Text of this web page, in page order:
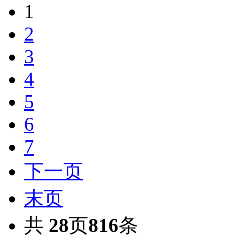
1
2
3
4
5
6
7
下一页
末页
共 28页816条